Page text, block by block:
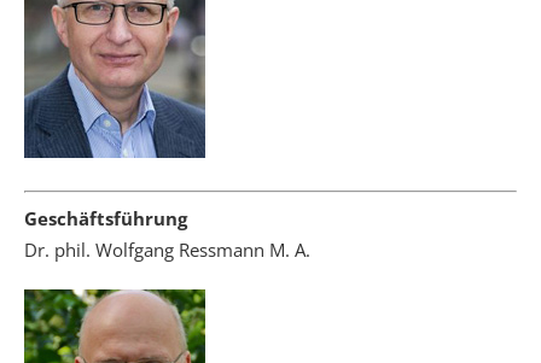
Geschäftsführung
Dr. phil. Wolfgang Ressmann M. A.